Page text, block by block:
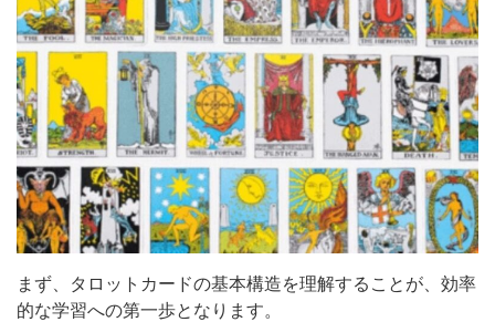
まず、タロットカードの基本構造を理解することが、効率
的な学習への第一歩となります。